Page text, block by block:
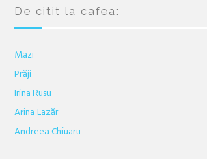
De citit la cafea:
Mazi
Prăji
Irina Rusu
Arina Lazăr
Andreea Chiuaru